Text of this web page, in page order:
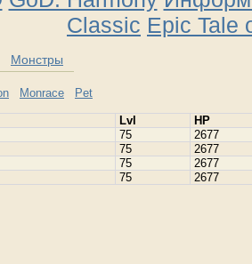
Classic Epic Tale
Монстры
Monrace Pet
Lvl
HP
75
2677
75
2677
75
2677
75 2677